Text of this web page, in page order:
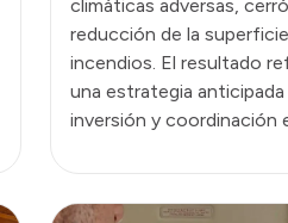
climáticas adversas,
reducción de la
incendios. El resultado
una estrategia
inversión y coordinación